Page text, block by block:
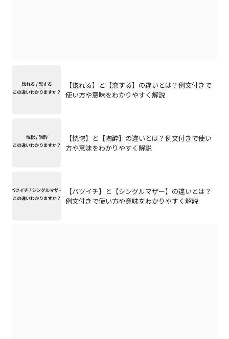
【惚れる】と【恋する】の違いとは？例文付きで
使い方や意味をわかりやすく解説
【恍惚】と【陶酔】の違いとは？例文付きで使い
方や意味をわかりやすく解説
【バツイチ】と【シングルマザー】の違いとは？
例文付きで使い方や意味をわかりやすく解説